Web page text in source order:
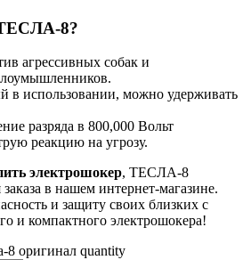
8?
агрессивных собак и
в использовании, можно удерживать
разряда в 800,000 Вольт
реакцию на угрозу.
электрошокер, ТЕСЛА-8
в нашем интернет-магазине.
и защиту своих близких с
и компактного электрошокера!
8 оригинал quantity